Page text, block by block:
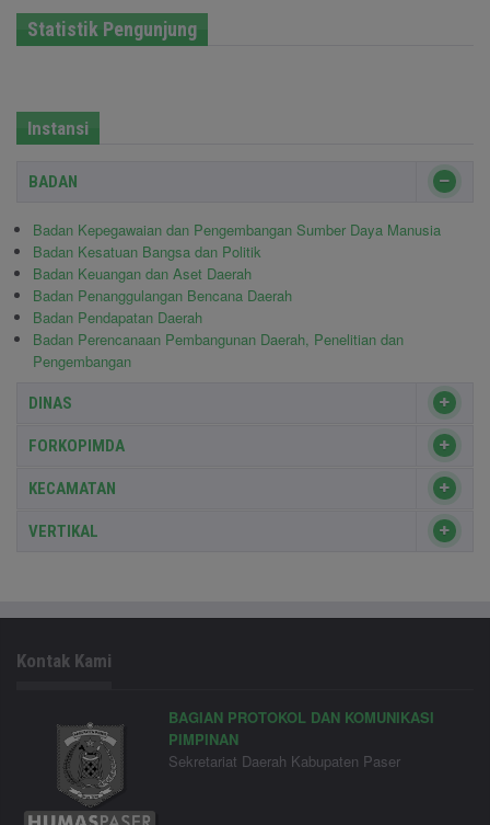
Statistik Pengunjung
Instansi
BADAN
Badan Kepegawaian dan Pengembangan Sumber Daya Manusia
Badan Kesatuan Bangsa dan Politik
Badan Keuangan dan Aset Daerah
Badan Penanggulangan Bencana Daerah
Badan Pendapatan Daerah
Badan Perencanaan Pembangunan Daerah, Penelitian dan
Pengembangan
DINAS
FORKOPIMDA
KECAMATAN
VERTIKAL
Kontak Kami
BAGIAN PROTOKOL DAN KOMUNIKASI
PIMPINAN
Sekretariat Daerah Kabupaten Paser